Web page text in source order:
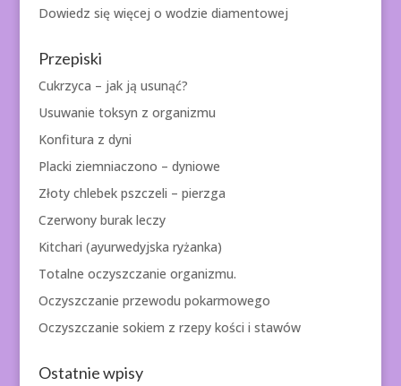
Dowiedz się więcej o wodzie diamentowej
Przepiski
Cukrzyca – jak ją usunąć?
Usuwanie toksyn z organizmu
Konfitura z dyni
Placki ziemniaczono – dyniowe
Złoty chlebek pszczeli – pierzga
Czerwony burak leczy
Kitchari (ayurwedyjska ryżanka)
Totalne oczyszczanie organizmu.
Oczyszczanie przewodu pokarmowego
Oczyszczanie sokiem z rzepy kości i stawów
Ostatnie wpisy